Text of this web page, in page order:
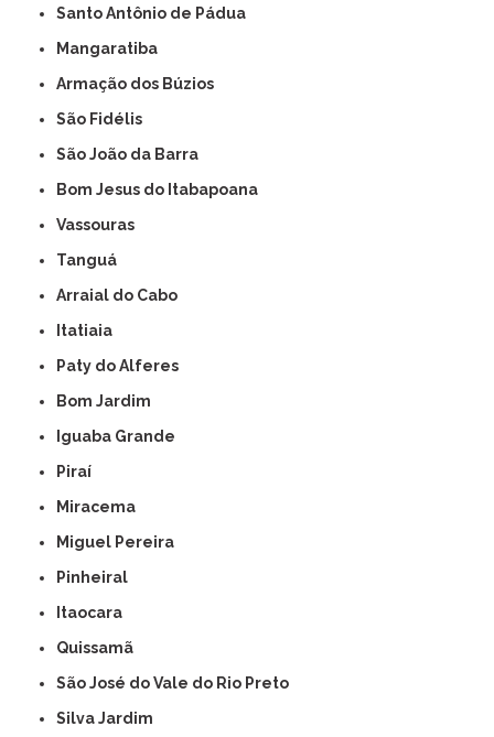
Santo Antônio de Pádua
Mangaratiba
Armação dos Búzios
São Fidélis
São João da Barra
Bom Jesus do Itabapoana
Vassouras
Tanguá
Arraial do Cabo
Itatiaia
Paty do Alferes
Bom Jardim
Iguaba Grande
Piraí
Miracema
Miguel Pereira
Pinheiral
Itaocara
Quissamã
São José do Vale do Rio Preto
Silva Jardim